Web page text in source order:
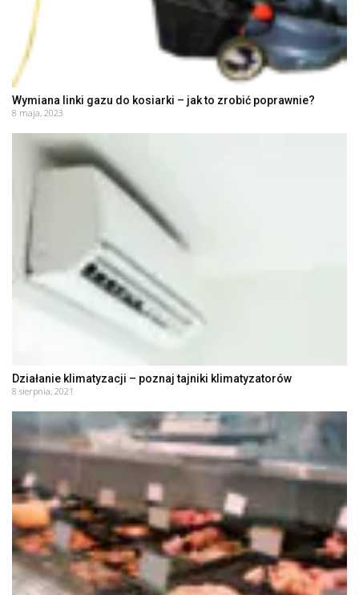
Wymiana linki gazu do kosiarki – jak to zrobić poprawnie?
8 maja, 2023
Działanie klimatyzacji – poznaj tajniki klimatyzatorów
8 sierpnia, 2021